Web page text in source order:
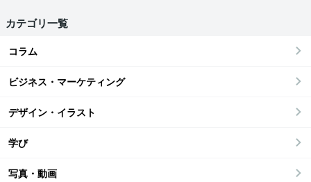
カテゴリ一覧
コラム
ビジネス・マーケティング
デザイン・イラスト
学び
写真・動画